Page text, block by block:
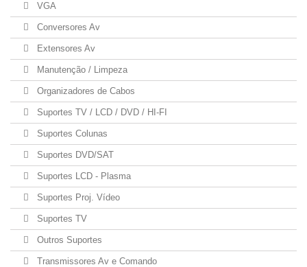
VGA
Conversores Av
Extensores Av
Manutenção / Limpeza
Organizadores de Cabos
Suportes TV / LCD / DVD / HI-FI
Suportes Colunas
Suportes DVD/SAT
Suportes LCD - Plasma
Suportes Proj. Vídeo
Suportes TV
Outros Suportes
Transmissores Av e Comando